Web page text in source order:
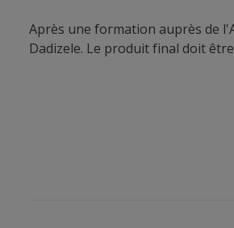
Après une formation auprès de
Dadizele. Le produit final doit